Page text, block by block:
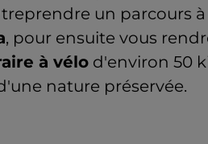
un parcours
, pour ensuite vous
à vélo d'environ 50
nature préservée.